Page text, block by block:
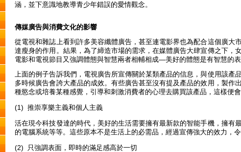
涵，並下意識地教導青少年錯誤的愛情觀念。
傳媒廣告與消費文化的影響
從電視和雜誌上看到許多美容纖體廣告，甚至連電影界也為配合這個廣大
達瘦身的作用。結果，為了締造市場的需求，在媒體廣告大肆宣傳之下，
電影和電視節目又強調體態與智慧兩者相輔相成—美好的體態是有智慧的
上面的例子告訴我們，電視廣告所宣傳關於某類產品的信息，與使用該產
多時候廣告會誇大產品的成效。有些廣告甚至沒有提及產品的效用，製作
種慾念或培養某種感覺，引導和刺激消費者的心理去購買該產品，這樣便
(1) 推崇享樂主義和個人主義
活在現今科技發達的時代，美好的生活需要擁有最新款的智能手機，擁有
的電腦系統等等。這些原本不是生活上的必需品，經過宣傳強大的效力，
(2) 只強調表面，即時的滿足感高於一切